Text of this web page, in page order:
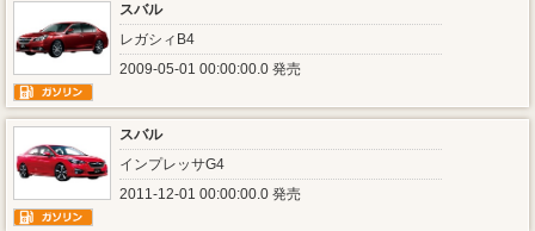
スバル
レガシィB4
2009-05-01 00:00:00.0 発売
スバル
インプレッサG4
2011-12-01 00:00:00.0 発売